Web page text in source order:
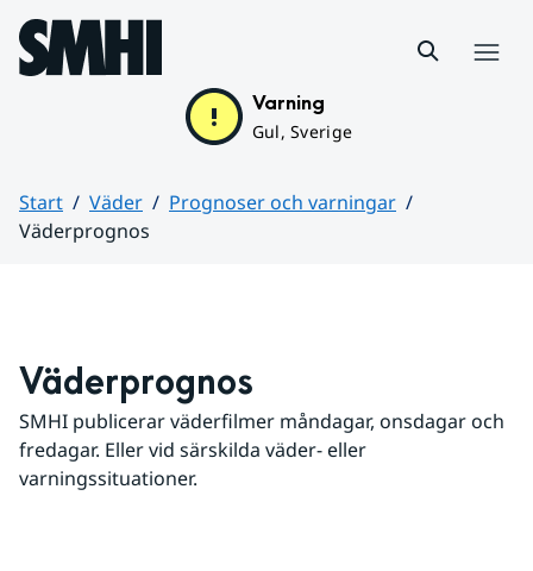
Hoppa till sidans innehåll
Varning
Gul, Sverige
Start Väder
Prognoser och varningar
Väderprognos
Väderprognos
SMHI publicerar väderfilmer måndagar, onsdagar och
fredagar. Eller vid särskilda väder- eller
varningssituationer.